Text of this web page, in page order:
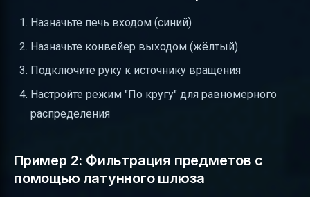
Назначьте печь входом (синий)
Назначьте конвейер выходом (жёлтый)
Подключите руку к источнику вращения
Настройте режим "По кругу" для равномерного
распределения
Пример 2: Фильтрация предметов с
помощью латунного шлюза